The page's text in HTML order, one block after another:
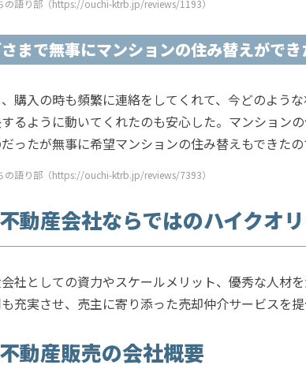
の語り部（https://ouchi-ktrb.jp/reviews/1193）
まで無事にマンションの住み替えができ
購入の時も頻繁に連絡をしてくれて、今どのよう
るように動いてくれたのも安心した。マンション
ったが無事に希望マンションの住み替えもできたの
の語り部（https://ouchi-ktrb.jp/reviews/7393）
動産会社ならではのハイクオ
社としての資力やスケールメリット、優秀な人材
充実させ、売主に寄り添った売却仲介サービスを提
動産販売の会社概要